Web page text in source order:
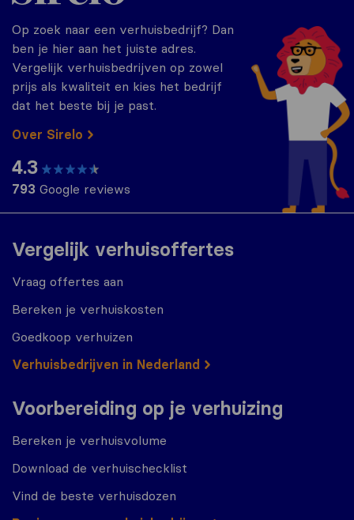
Vergelijk verhuisoffertes
Vraag offertes aan
Bereken je verhuiskosten
Goedkoop verhuizen
Verhuisbedrijven in Nederland
Voorbereiding op je verhuizing
Bereken je verhuisvolume
Download de verhuischecklist
Vind de beste verhuisdozen
Op zoek naar een verhuisbedrijf? Dan
ben je hier aan het juiste adres.
Vergelijk verhuisbedrijven op zowel
prijs als kwaliteit en kies het bedrijf
dat het beste bij je past.
Over Sirelo
4.3
793 Google reviews